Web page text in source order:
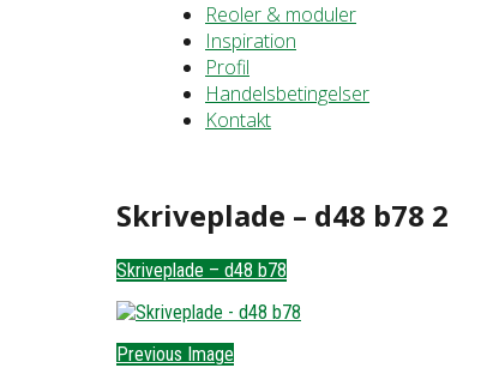
Reoler & moduler
Inspiration
Profil
Handelsbetingelser
Kontakt
Skriveplade – d48 b78 2
Skriveplade – d48 b78
Previous Image